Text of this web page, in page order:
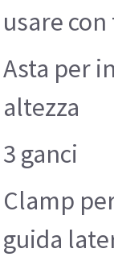
usare
Asta per
altezza
3 ganci
Clamp
guida